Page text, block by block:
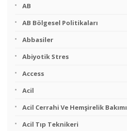
AB
AB Bölgesel Politikaları
Abbasiler
Abiyotik Stres
Access
Acil
Acil Cerrahi Ve Hemşirelik Bakımı
Acil Tıp Teknikeri